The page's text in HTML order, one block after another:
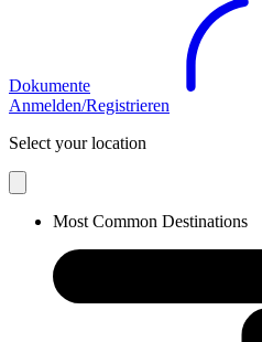
Dokumente
Anmelden/Registrieren
Select your location
Most Common Destinations